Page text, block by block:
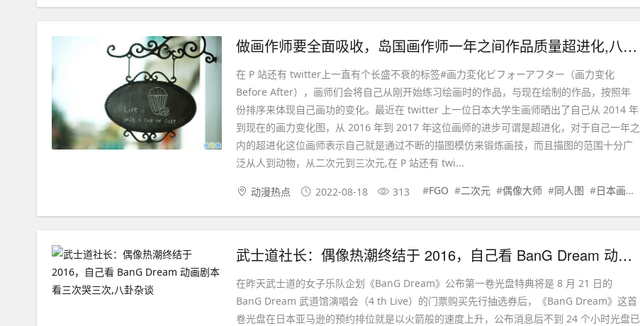
做画作师要全面吸收，岛国画作师一年之间作品质量超进化,八卦杂谈
在 P 站还有 twitter上一直有个长盛不衰的标签#画力変化ビフォーアフター（画力变化
Before After），画师们会将自己从刚开始练习绘画时的作品，与现在绘制的作品，按照年
份排序来体现自己画功的变化。最近在 twitter 上一位日本大学生画师晒出了自己从 2014 年
到现在的画力变化图，从 2016 年到 2017 年这位画师的进步可谓是超进化，对于自己一年之
内的超进化这位画师表示自己就是通过不断的描图模仿来锻炼画技，而且描图的范围十分广
泛从人到动物，从二次元到三次元,在 P 站还有 twi...
动漫热点 2022-08-18 313 #FGO #二次元 #偶像大师 #同人图 #日本画师
武士道社长：偶像热潮终结于 2016，自己看 BanG Dream 动画剧本看三次哭三次,八卦杂谈
在昨天武士道的女子乐队企划《BanG Dream》公布第一卷光盘特典将是 8 月 21 日的
BanG Dream 武道馆演唱会（4 th Live）的门票购买先行抽选券后，《BanG Dream》这首
卷光盘在日本亚马逊的预约排位就是以火箭般的速度上升，公布消息后不到 24 个小时光盘已